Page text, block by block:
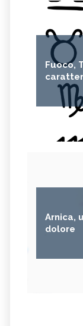
Fuoco,
Arnica,
dolore